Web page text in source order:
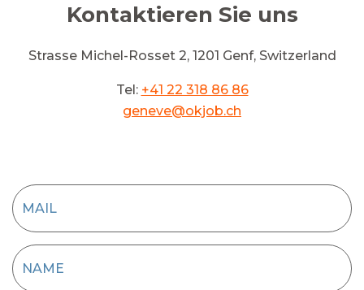
Kontaktieren Sie uns
Strasse Michel-Rosset 2, 1201 Genf, Switzerland
Tel: +41 22 318 86 86
geneve@okjob.ch